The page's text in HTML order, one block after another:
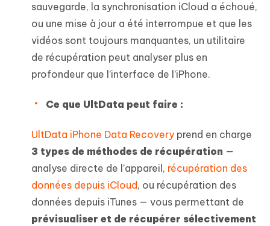
sauvegarde, la synchronisation iCloud a échoué,
ou une mise à jour a été interrompue et que les
vidéos sont toujours manquantes, un utilitaire
de récupération peut analyser plus en
profondeur que l’interface de l’iPhone.
Ce que UltData peut faire :
UltData iPhone Data Recovery prend en charge
3 types de méthodes de récupération —
analyse directe de l’appareil, récupération des
données depuis iCloud, ou récupération des
données depuis iTunes — vous permettant de
prévisualiser et de récupérer sélectivement